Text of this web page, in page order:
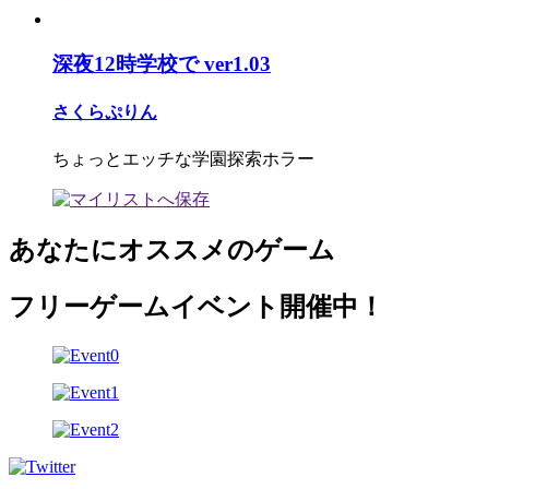
深夜12時学校で ver1.03
さくらぷりん
ちょっとエッチな学園探索ホラー
あなたにオススメのゲーム
フリーゲームイベント開催中！